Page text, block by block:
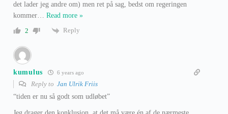
det lader jeg andre om) men ret på sag, bedst om regeringen
kommer… Read more »
2
Reply
kumulus 6 years ago
Reply to Jan Ulrik Friis
“tiden er nu så godt som udløbet”